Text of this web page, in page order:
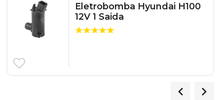
Eletrobomba Hyundai H100
12V 1 Saida